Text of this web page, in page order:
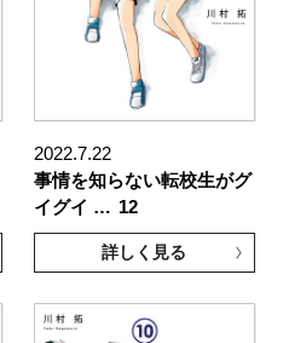
2022.7.22
事情を知らない転校生がグ
イグイ … 12
詳しく見る